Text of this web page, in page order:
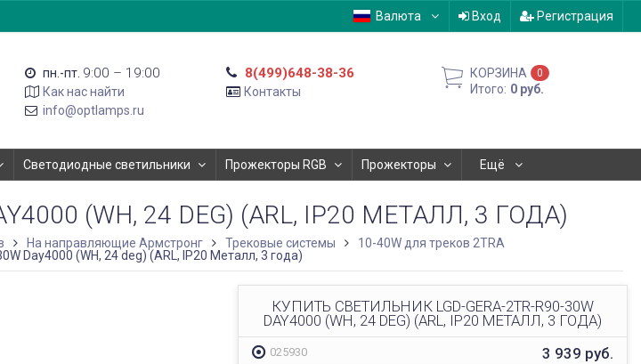
Валюта Вход Регистрация
пн.-пт. 9:00 – 19:00
Как нас найти
info@optlamps.ru
8(499)648-38-36
Контакты
КОРЗИНА 0
Итого: 0 руб.
Светодиодные светильники Прожекторы RGB Прожекторы Ещё
(WH, 24 DEG) (ARL, IP20 МЕТАЛЛ, 3 ГОДА)
На направляющие Армстронг Трековые системы
10-40W для треков 2TRA
Day4000 (WH, 24 deg) (ARL, IP20 Металл, 3 года)
КУПИТЬ СВЕТИЛЬНИК LGD-GERA-2TR-R90-30W
DAY4000 (WH, 24 DEG) (ARL, IP20 МЕТАЛЛ, 3 ГОДА)
025930 3 939 руб.